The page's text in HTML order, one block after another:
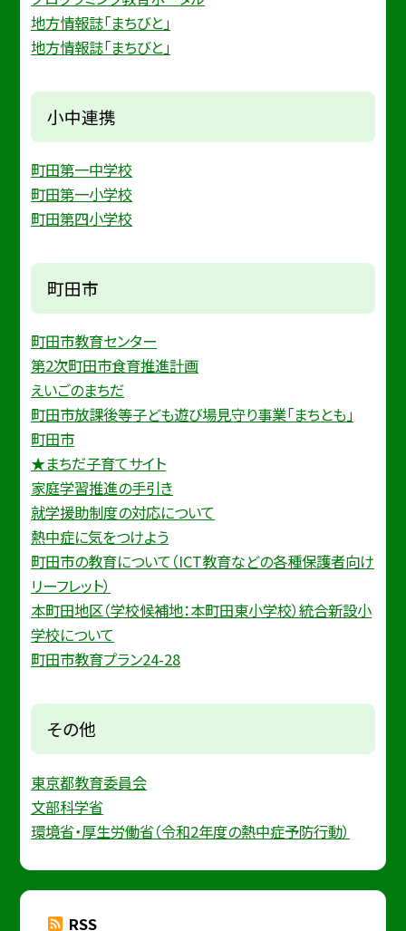
地方情報誌「まちびと」
地方情報誌「まちびと」
小中連携
町田第一中学校
町田第一小学校
町田第四小学校
町田市
町田市教育センター
第2次町田市食育推進計画
えいごのまちだ
町田市放課後等子ども遊び場見守り事業「まちとも」
町田市
★まちだ子育てサイト
家庭学習推進の手引き
就学援助制度の対応について
熱中症に気をつけよう
町田市の教育について（ICT教育などの各種保護者向け
リーフレット）
本町田地区（学校候補地：本町田東小学校）統合新設小
学校について
町田市教育プラン24-28
その他
東京都教育委員会
文部科学省
環境省・厚生労働省（令和2年度の熱中症予防行動）
RSS